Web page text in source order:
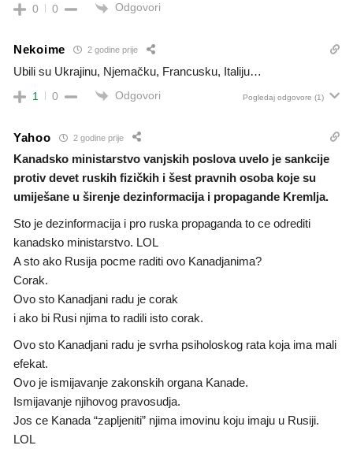
0 0 Odgovori
Nekoime 2 godine prije
Ubili su Ukrajinu, Njemačku, Francusku, Italiju…
1 0 Odgovori Pogledaj odgovore (1)
Yahoo 2 godine prije
Kanadsko ministarstvo vanjskih poslova uvelo je sankcije
protiv devet ruskih fizičkih i šest pravnih osoba koje su
umiješane u širenje dezinformacija i propagande Kremlja.
Sto je dezinformacija i pro ruska propaganda to ce odrediti
kanadsko ministarstvo. LOL
A sto ako Rusija pocme raditi ovo Kanadjanima?
Corak.
Ovo sto Kanadjani radu je corak
i ako bi Rusi njima to radili isto corak.
Ovo sto Kanadjani radu je svrha psiholoskog rata koja ima mali
efekat.
Ovo je ismijavanje zakonskih organa Kanade.
Ismijavanje njihovog pravosudja.
Jos ce Kanada “zapljeniti” njima imovinu koju imaju u Rusiji.
LOL